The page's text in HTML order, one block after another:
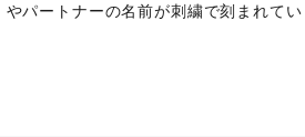
パートナーの名前が刺繍で刻まれて